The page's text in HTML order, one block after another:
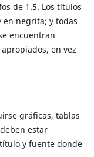
de 1.5. Los títulos
en negrita; y todas
encuentran
en vez
gráficas, tablas
estar
y fuente donde